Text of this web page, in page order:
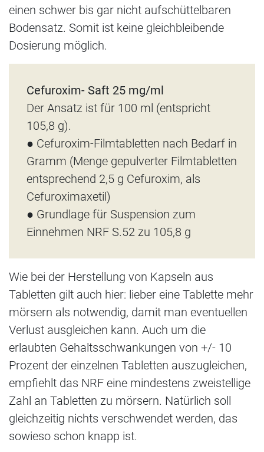
einen schwer bis gar nicht aufschüttelbaren
Bodensatz. Somit ist keine gleichbleibende
Dosierung möglich.
Cefuroxim- Saft 25 mg/ml
Der Ansatz ist für 100 ml (entspricht
105,8 g).
● Cefuroxim-Filmtabletten nach Bedarf in
Gramm (Menge gepulverter Filmtabletten
entsprechend 2,5 g Cefuroxim, als
Cefuroximaxetil)
● Grundlage für Suspension zum
Einnehmen NRF S.52 zu 105,8 g
Wie bei der Herstellung von Kapseln aus
Tabletten gilt auch hier: lieber eine Tablette mehr
mörsern als notwendig, damit man eventuellen
Verlust ausgleichen kann. Auch um die
erlaubten Gehaltsschwankungen von +/- 10
Prozent der einzelnen Tabletten auszugleichen,
empfiehlt das NRF eine mindestens zweistellige
Zahl an Tabletten zu mörsern. Natürlich soll
gleichzeitig nichts verschwendet werden, das
sowieso schon knapp ist.